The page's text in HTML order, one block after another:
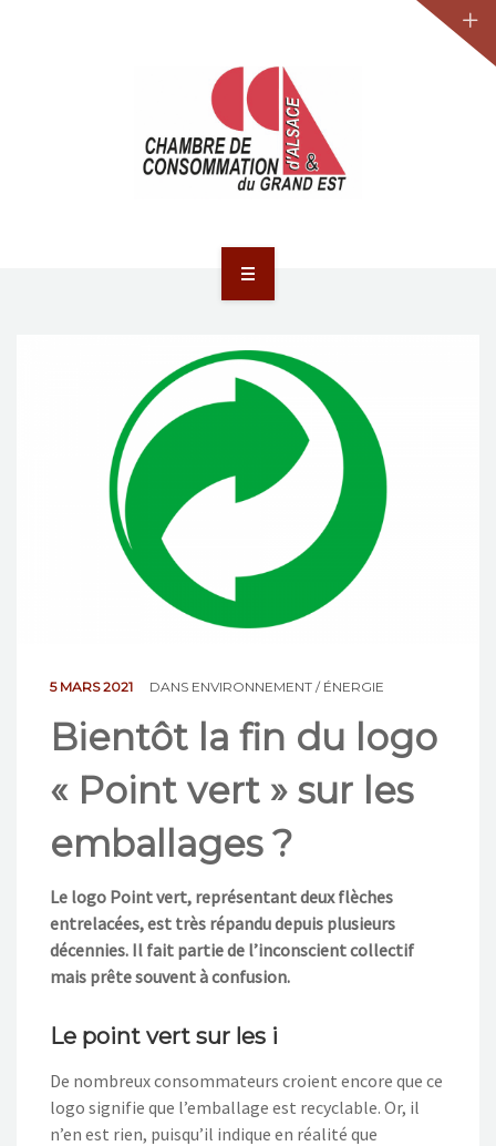
LA CCA-GE
NOS ACTIONS
5 MARS 2021 DANS ENVIRONNEMENT / ÉNERGIE
Bientôt la fin du logo
« Point vert » sur les
emballages ?
Le logo Point vert, représentant deux flèches
entrelacées, est très répandu depuis plusieurs
décennies. Il fait partie de l’inconscient collectif
mais prête souvent à confusion.
Le point vert sur les i
De nombreux consommateurs croient encore que ce
logo signifie que l’emballage est recyclable. Or, il
n’en est rien, puisqu’il indique en réalité que